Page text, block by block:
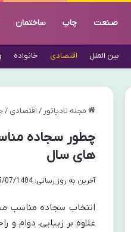
صنعت چاپ ساختمان
بین الملل اقتصادی خانواده
مجله نادیاتور / اقتصادی /
چطور سجاده
های سال
آخرین به روز رسانی: 25/07/1404
انتخاب سجاده مناسب
علاوه بر زیبایی، دوام